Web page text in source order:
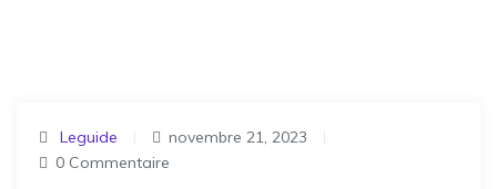
Leguide novembre 21, 2023
0 Commentaire